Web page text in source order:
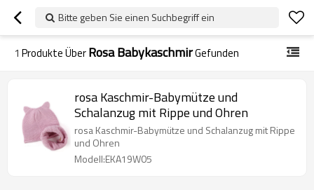
Bitte geben Sie einen Suchbegriff ein
1 Produkte ÜberRosa BabykaschmirGefunden
rosa Kaschmir-Babymütze und
Schalanzug mit Rippe und Ohren
rosa Kaschmir-Babymütze und Schalanzug mit Rippe
und Ohren
Modell:EKA19W05